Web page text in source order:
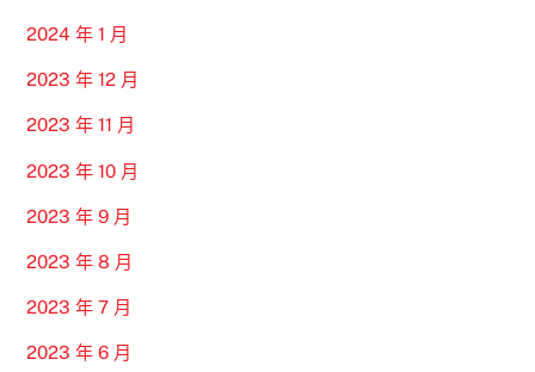
2024 年 1 月
2023 年 12 月
2023 年 11 月
2023 年 10 月
2023 年 9 月
2023 年 8 月
2023 年 7 月
2023 年 6 月